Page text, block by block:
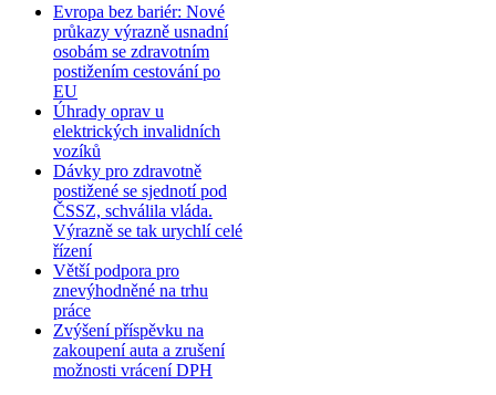
Evropa bez bariér: Nové
průkazy výrazně usnadní
osobám se zdravotním
postižením cestování po
EU
Úhrady oprav u
elektrických invalidních
vozíků
Dávky pro zdravotně
postižené se sjednotí pod
ČSSZ, schválila vláda.
Výrazně se tak urychlí celé
řízení
Větší podpora pro
znevýhodněné na trhu
práce
Zvýšení příspěvku na
zakoupení auta a zrušení
možnosti vrácení DPH